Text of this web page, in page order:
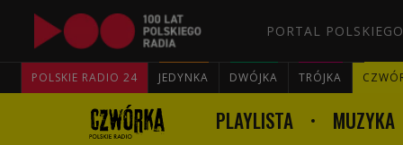
PORTAL
POLSKIE RADIO 24 JEDYNKA DWÓJKA TRÓJKA
PLAYLISTA MUZYKA